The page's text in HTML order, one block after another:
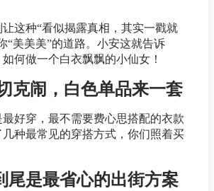
这种“看似揭露真相，其实一戳就
“美美美”的道路。小安这就告诉
何做一个白衣飘飘的小仙女！
克闹，白色单品来一套
好穿，最不需要费心思搭配的衣款
种最常见的穿搭方式，你们照着买
尾是最省心的出街方案